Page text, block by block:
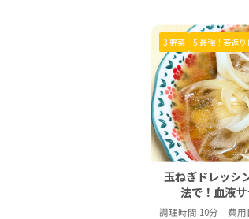
3 野菜 5 最強！若返り
玉ねぎドレッシ
法で！血液
調理時間 10分 費用